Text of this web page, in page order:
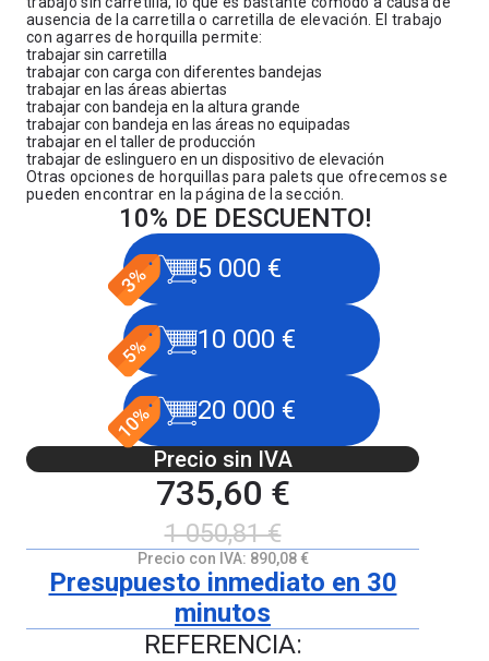
ausencia de la carretilla o carretilla de elevación. El trabajo
con agarres de horquilla permite:
trabajar sin carretilla
trabajar con carga con diferentes bandejas
trabajar en las áreas abiertas
trabajar con bandeja en la altura grande
trabajar con bandeja en las áreas no equipadas
trabajar en el taller de producción
trabajar de eslinguero en un dispositivo de elevación
Otras opciones de horquillas para palets que ofrecemos se
pueden encontrar en la página de la sección.
10% DE DESCUENTO!
5 000 €
10 000 €
20 000 €
Precio sin IVA
735,60 €
1 050,81 €
Precio con IVA: 890,08 €
Presupuesto inmediato en 30
minutos
REFERENCIA: